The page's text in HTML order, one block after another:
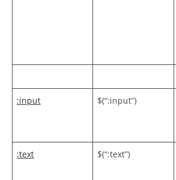
:input $(“:input”)
:text $(“:text”)